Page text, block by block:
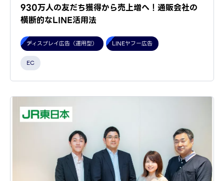
930万人の友だち獲得から売上増へ！通販会社の
横断的なLINE活用法
ディスプレイ広告（運用型） LINEヤフー広告
EC